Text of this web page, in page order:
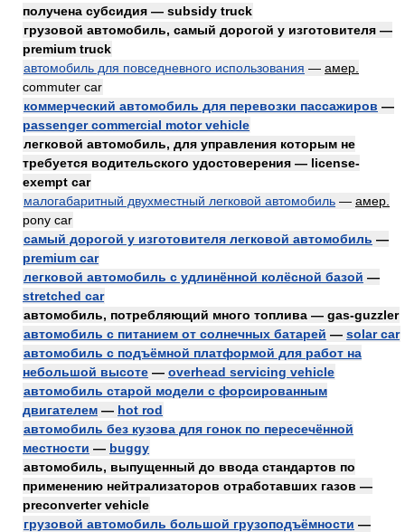
получена субсидия — subsidy truck
грузовой автомобиль, самый дорогой у изготовителя —
premium truck
автомобиль для повседневного использования — амер.
commuter car
коммерческий автомобиль для перевозки пассажиров —
passenger commercial motor vehicle
легковой автомобиль, для управления которым не
требуется водительского удостоверения — license-
exempt car
малогабаритный двухместный легковой автомобиль — амер.
pony car
самый дорогой у изготовителя легковой автомобиль —
premium car
легковой автомобиль с удлинённой колёсной базой —
stretched car
автомобиль, потребляющий много топлива — gas-guzzler
автомобиль с питанием от солнечных батарей — solar car
автомобиль с подъёмной платформой для работ на
небольшой высоте — overhead servicing vehicle
автомобиль старой модели с форсированным
двигателем — hot rod
автомобиль без кузова для гонок по пересечённой
местности — buggy
автомобиль, выпущенный до ввода стандартов по
применению нейтрализаторов отработавших газов —
preconverter vehicle
грузовой автомобиль большой грузоподъёмности —